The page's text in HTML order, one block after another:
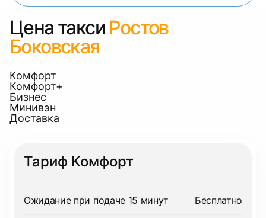
Цена такси Ростов
Боковская
Комфорт
Комфорт+
Бизнес
Минивэн
Доставка
Тариф Комфорт
Ожидание при подаче 15 минут Бесплатно